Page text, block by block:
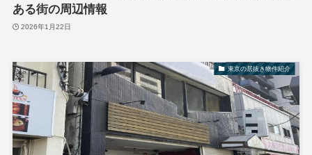
ある街の周辺情報
2026年1月22日
東京の居抜き物件紹介